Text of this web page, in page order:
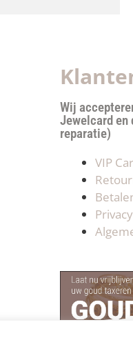
Wij
Jewelcard
reparatie)
VIP